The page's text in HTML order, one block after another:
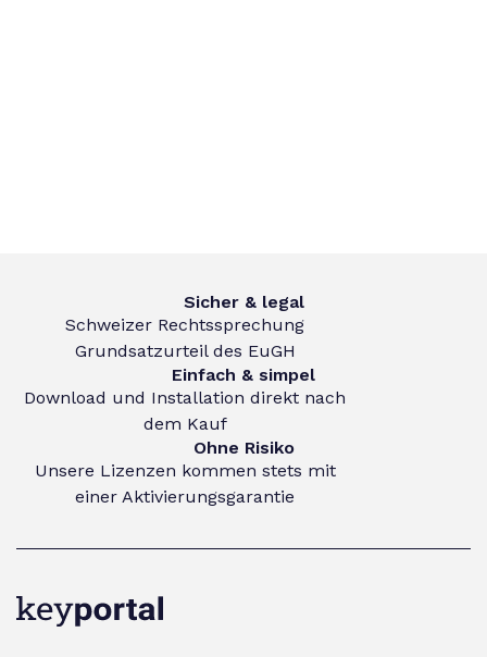
Sicher & legal
Schweizer Rechtssprechung
Grundsatzurteil des EuGH
Einfach & simpel
Download und Installation direkt nach
dem Kauf
Ohne Risiko
Unsere Lizenzen kommen stets mit
einer Aktivierungsgarantie